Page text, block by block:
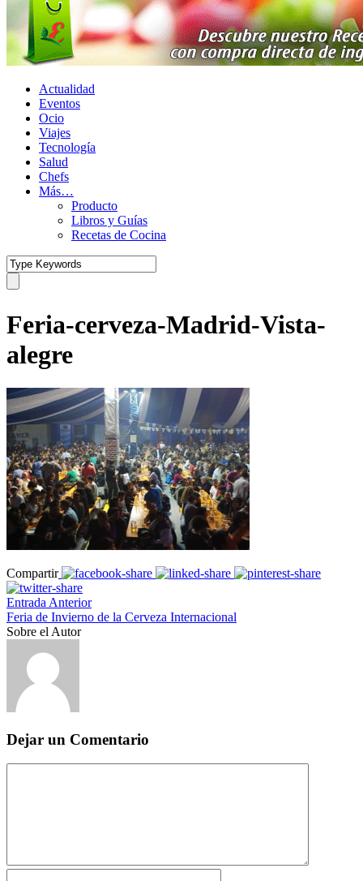
Actualidad
Eventos
Ocio
Viajes
Tecnología
Salud
Chefs
Más…
Producto
Libros y Guías
Recetas de Cocina
Feria-cerveza-Madrid-Vista-
alegre
Compartir
Entrada Anterior
Feria de Invierno de la Cerveza Internacional
Sobre el Autor
Dejar un Comentario